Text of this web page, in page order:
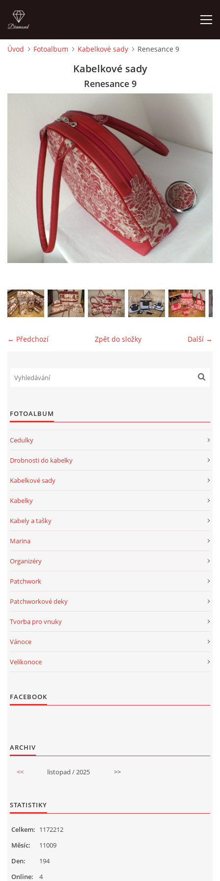
MOJE POSLEDNÍ PRÁCE
jk-laguna@seznam.cz
Úvod Fotoalbum Kabelkové sady Renesance 9
Kabelkové sady
Renesance 9
← Předchozí Další →
Zpět do složky
FOTOALBUM
Cedulky
Drobnosti do kabelky
Kabelkové sady
Kabelky
Kabely a tašky
Marina
Organizéry
Patchwork
Patchworkové deky
Tvorba pro vnuky
Vánoce
Velikonoce
FACEBOOK
ARCHIV
<< listopad / 2025 >>
STATISTIKY
Online: 4
Celkem: 1172212
Měsíc:
11009
Den:
194